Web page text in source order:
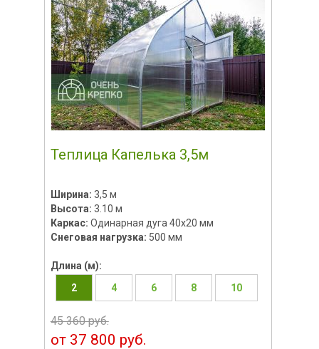
Теплица Капелька 3,5м
Ширина: 3,5 м
Высота: 3.10 м
Каркас: Одинарная дуга 40х20 мм
Снеговая нагрузка: 500 мм
Длина (м):
2
4 6 8 10
45 360 руб.
от 37 800 руб.